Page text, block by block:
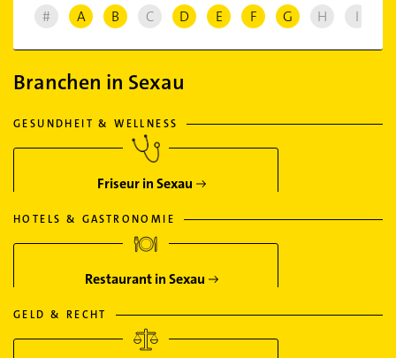
# A B C D E F G H I
Branchen in Sexau
GESUNDHEIT & WELLNESS
Friseur in Sexau
HOTELS & GASTRONOMIE
Restaurant in Sexau
GELD & RECHT